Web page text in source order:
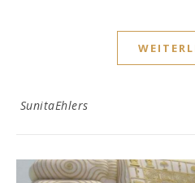
SunitaEhlers